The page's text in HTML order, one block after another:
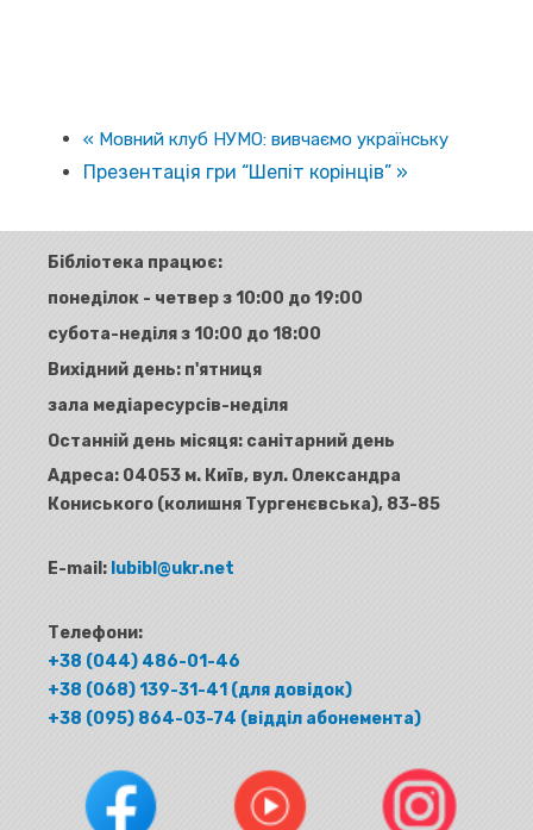
« Мовний клуб НУМО: вивчаємо українську
Презентація гри “Шепіт корінців” »
Бібліотека працює:
понеділок - четвер з 10:00 до 19:00
субота-неділя з 10:00 до 18:00
Вихідний день: п'ятниця
зала медіаресурсів-неділя
Останній день місяця: санітарний день
Адреса: 04053 м. Київ, вул. Олександра
Кониського (колишня Тургенєвська), 83-85
E-mail: lubibl@ukr.net
Телефони:
+38 (044) 486-01-46
+38 (068) 139-31-41 (для довідок)
+38 (095) 864-03-74 (відділ абонемента)